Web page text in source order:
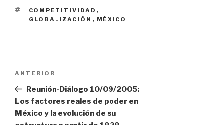
ETIQUETAS
COMPETITIVIDAD ,
GLOBALIZACIÓN , MÉXICO
Navegación
de
Entrada
anterior:
ANTERIOR
Reunión-Diálogo 10/09/2005:
Los factores reales de poder en
México y la evolución de su